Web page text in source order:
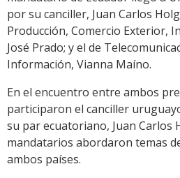
por su canciller, Juan Carlos
Producción, Comercio Exterior,
José Prado; y el de
Información, Vianna Maíno.
En el encuentro entre ambos
participaron el canciller
su par ecuatoriano, Juan Carlos
mandatarios abordaron temas
ambos países.